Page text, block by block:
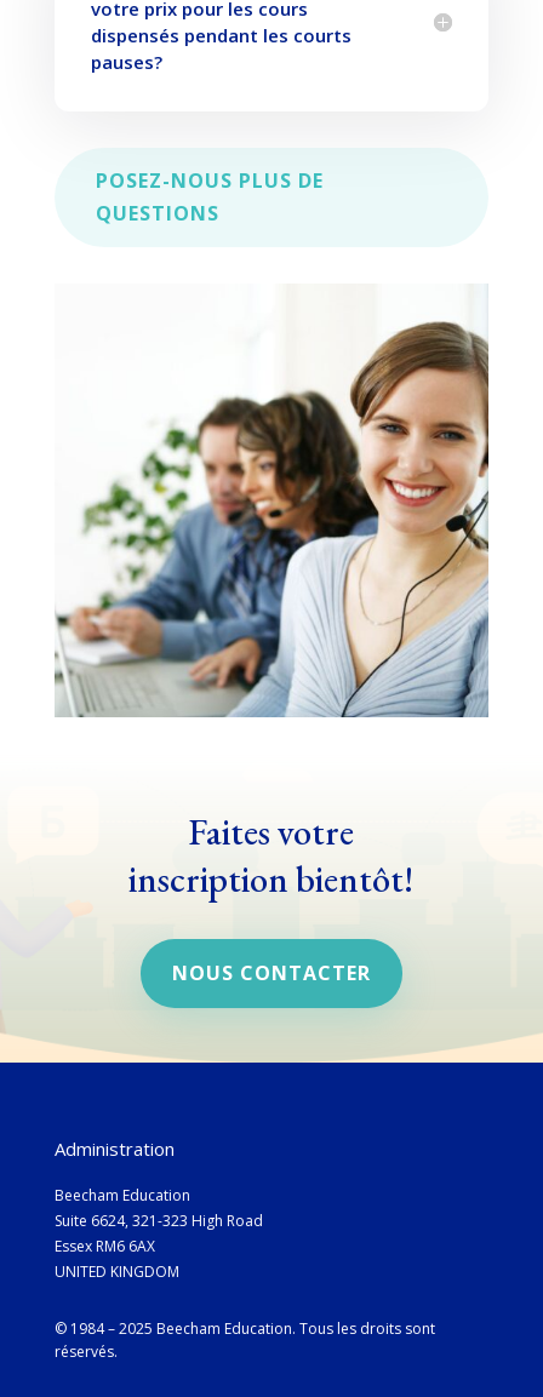
votre prix pour les cours
dispensés pendant les courts
pauses?
POSEZ-NOUS PLUS DE
QUESTIONS
Faites votre
inscription bientôt!
NOUS CONTACTER
Administration
Beecham Education
Suite 6624, 321-323 High Road
Essex RM6 6AX
UNITED KINGDOM
© 1984 – 2025 Beecham Education. Tous les droits sont
réservés.